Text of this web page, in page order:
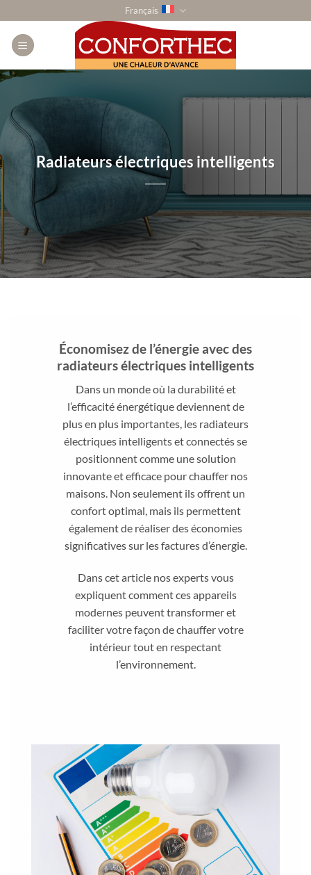
au
contenu
Français
Radiateurs électriques intelligents
Économisez de l’énergie avec des
radiateurs électriques intelligents
Dans un monde où la durabilité et
l’efficacité énergétique deviennent de
plus en plus importantes, les radiateurs
électriques intelligents et connectés se
positionnent comme une solution
innovante et efficace pour chauffer nos
maisons. Non seulement ils offrent un
confort optimal, mais ils permettent
également de réaliser des économies
significatives sur les factures d’énergie.
Dans cet article nos experts vous
expliquent comment ces appareils
modernes peuvent transformer et
faciliter votre façon de chauffer votre
intérieur tout en respectant
l’environnement.